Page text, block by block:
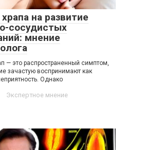
на развитие
сосудистых
мнение
— это распространенный симптом,
зачастую воспринимают как
Однако
Экспертное мнение